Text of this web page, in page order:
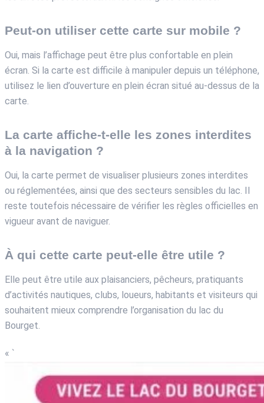
Peut-on utiliser cette carte sur mobile ?
Oui, mais l’affichage peut être plus confortable en plein
écran. Si la carte est difficile à manipuler depuis un téléphone,
utilisez le lien d’ouverture en plein écran situé au-dessus de la
carte.
La carte affiche-t-elle les zones interdites
à la navigation ?
Oui, la carte permet de visualiser plusieurs zones interdites
ou réglementées, ainsi que des secteurs sensibles du lac. Il
reste toutefois nécessaire de vérifier les règles officielles en
vigueur avant de naviguer.
À qui cette carte peut-elle être utile ?
Elle peut être utile aux plaisanciers, pêcheurs, pratiquants
d’activités nautiques, clubs, loueurs, habitants et visiteurs qui
souhaitent mieux comprendre l’organisation du lac du
Bourget.
« `